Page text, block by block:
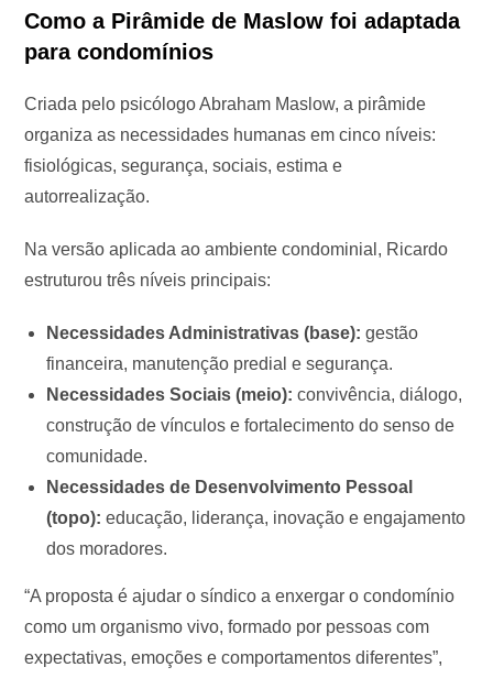
Como a Pirâmide de Maslow foi adaptada
para condomínios
Criada pelo psicólogo Abraham Maslow, a pirâmide
organiza as necessidades humanas em cinco níveis:
fisiológicas, segurança, sociais, estima e
autorrealização.
Na versão aplicada ao ambiente condominial, Ricardo
estruturou três níveis principais:
Necessidades Administrativas (base): gestão
financeira, manutenção predial e segurança.
Necessidades Sociais (meio): convivência, diálogo,
construção de vínculos e fortalecimento do senso de
comunidade.
Necessidades de Desenvolvimento Pessoal
(topo): educação, liderança, inovação e engajamento
dos moradores.
“A proposta é ajudar o síndico a enxergar o condomínio
como um organismo vivo, formado por pessoas com
expectativas, emoções e comportamentos diferentes”,